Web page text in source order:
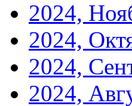
2024,
2024,
2024,
2024,